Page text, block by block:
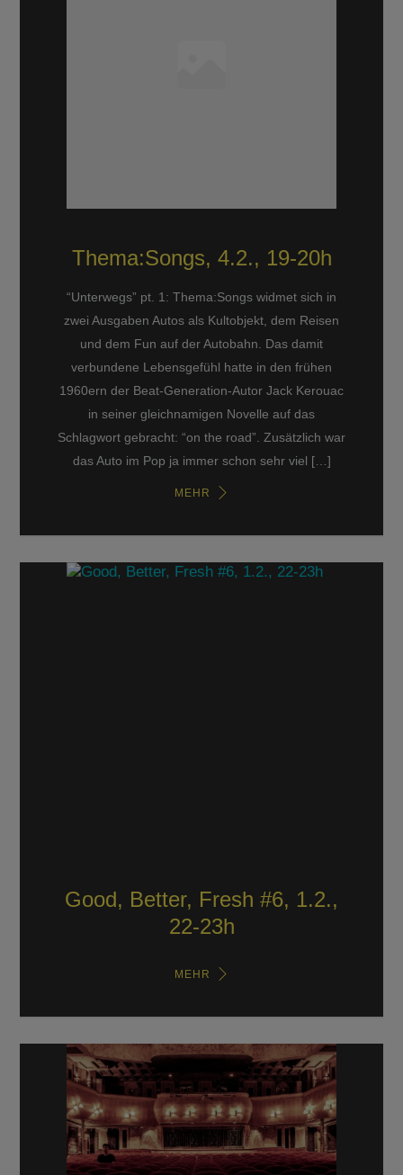
Thema:Songs, 4.2., 19-20h
“Unterwegs” pt. 1: Thema:Songs widmet sich in
zwei Ausgaben Autos als Kultobjekt, dem Reisen
und dem Fun auf der Autobahn. Das damit
verbundene Lebensgefühl hatte in den frühen
1960ern der Beat-Generation-Autor Jack Kerouac
in seiner gleichnamigen Novelle auf das
Schlagwort gebracht: “on the road”. Zusätzlich war
das Auto im Pop ja immer schon sehr viel […]
MEHR
Good, Better, Fresh #6, 1.2.,
22-23h
MEHR